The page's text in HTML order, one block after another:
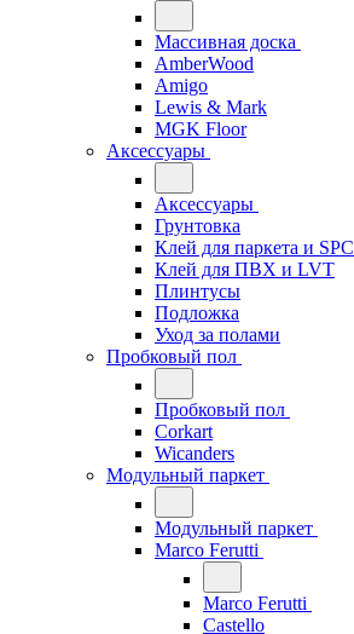
Массивная доска
AmberWood
Amigo
Lewis & Mark
MGK Floor
Аксессуары
Аксессуары
Грунтовка
Клей для паркета и SPC
Клей для ПВХ и LVT
Плинтусы
Подложка
Уход за полами
Пробковый пол
Пробковый пол
Corkart
Wicanders
Модульный паркет
Модульный паркет
Marco Ferutti
Marco Ferutti
Castello